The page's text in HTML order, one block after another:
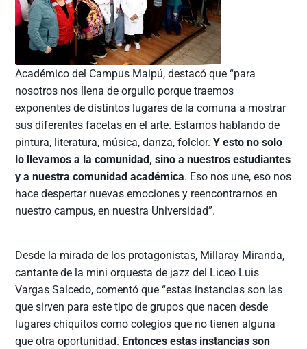
Académico del Campus Maipú, destacó que “para
nosotros nos llena de orgullo porque traemos
exponentes de distintos lugares de la comuna a mostrar
sus diferentes facetas en el arte. Estamos hablando de
pintura, literatura, música, danza, folclor.Y esto no solo
lo llevamos a la comunidad, sino a nuestros estudiantes
y a nuestra comunidad académica. Eso nos une, eso nos
hace despertar nuevas emociones y reencontrarnos en
nuestro campus, en nuestra Universidad”.
Desde la mirada de los protagonistas, Millaray Miranda,
cantante de la mini orquesta de jazz del Liceo Luis
Vargas Salcedo, comentó que “estas instancias son las
que sirven para este tipo de grupos que nacen desde
lugares chiquitos como colegios que no tienen alguna
que otra oportunidad. Entonces estas instancias son